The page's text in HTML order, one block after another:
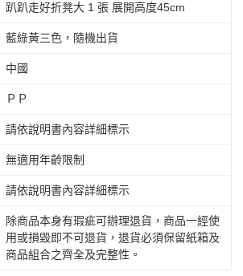
趴趴走好折凳大 1 張 展開高度45cm
藍綠黃三色，隨機出貨
中國
ＰＰ
請依說明書內容詳細標示
無適用年齡限制
請依說明書內容詳細標示
除商品本身有瑕疵可辦理退貨，商品一經使
用或損毀即不可退貨，退貨必須保留紙箱及
商品組合之齊全及完整性。